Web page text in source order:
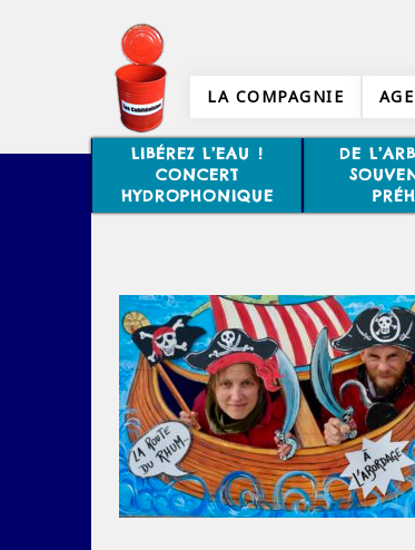
LA COMPAGNIE
LIBÉREZ L’EAU !
CONCERT
HYDROPHONIQUE
DE